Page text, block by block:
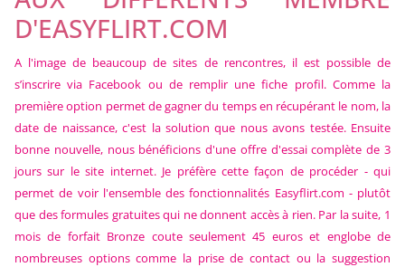
D'EASYFLIRT.COM
A l'image de beaucoup de sites de rencontres, il est possible de
s’inscrire via Facebook ou de remplir une fiche profil. Comme la
première option permet de gagner du temps en récupérant le nom, la
date de naissance, c'est la solution que nous avons testée. Ensuite
bonne nouvelle, nous bénéficions d'une offre d'essai complète de 3
jours sur le site internet. Je préfère cette façon de procéder - qui
permet de voir l'ensemble des fonctionnalités Easyflirt.com - plutôt
que des formules gratuites qui ne donnent accès à rien. Par la suite, 1
mois de forfait Bronze coute seulement 45 euros et englobe de
nombreuses options comme la prise de contact ou la suggestion